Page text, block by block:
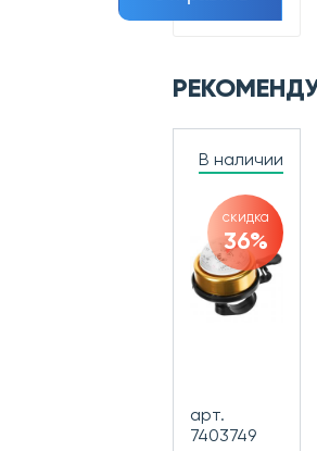
В наличии
скидка
36%
арт.
7403749